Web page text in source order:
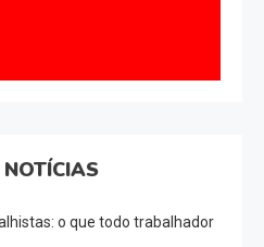
o que todo trabalhador